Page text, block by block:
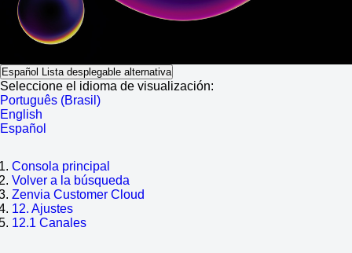
Español Lista desplegable alternativa
Seleccione el idioma de visualización:
Português (Brasil)
English
Español
Consola principal
Volver a la búsqueda
Zenvia Customer Cloud
12. Ajustes
12.1 Canales